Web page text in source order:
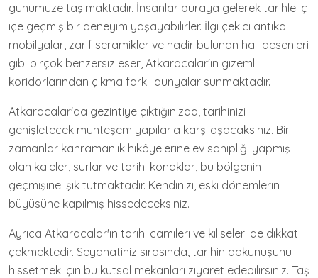
günümüze taşımaktadır. İnsanlar buraya gelerek tarihle iç
içe geçmiş bir deneyim yaşayabilirler. İlgi çekici antika
mobilyalar, zarif seramikler ve nadir bulunan halı desenleri
gibi birçok benzersiz eser, Atkaracalar'ın gizemli
koridorlarından çıkma farklı dünyalar sunmaktadır.
Atkaracalar'da gezintiye çıktığınızda, tarihinizi
genişletecek muhteşem yapılarla karşılaşacaksınız. Bir
zamanlar kahramanlık hikâyelerine ev sahipliği yapmış
olan kaleler, surlar ve tarihi konaklar, bu bölgenin
geçmişine ışık tutmaktadır. Kendinizi, eski dönemlerin
büyüsüne kapılmış hissedeceksiniz.
Ayrıca Atkaracalar'ın tarihi camileri ve kiliseleri de dikkat
çekmektedir. Seyahatiniz sırasında, tarihin dokunuşunu
hissetmek için bu kutsal mekanları ziyaret edebilirsiniz. Taş